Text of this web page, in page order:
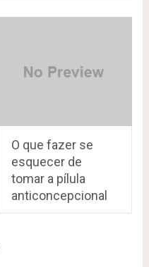
O que fazer se
esquecer de
tomar a pílula
anticoncepcional